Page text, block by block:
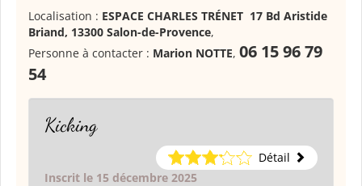
Localisation : ESPACE CHARLES TRÉNET 17 Bd Aristide
Briand, 13300 Salon-de-Provence,
Personne à contacter : Marion NOTTE, 06 15 96 79
54
Kicking
Détail
Inscrit le 15 décembre 2025